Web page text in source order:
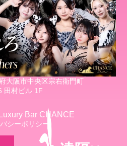
大阪市中央区宗右衛門町
田村ビル 1F
Bar CHANCE
シーポリシー